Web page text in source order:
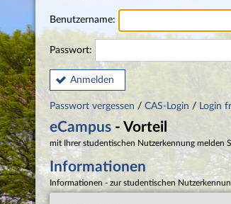
Benutzername:
Passwort:
Anmelden
Passwort vergessen / CAS-Login / Login
eCampus - Vorteil
mit Ihrer studentischen Nutzerkennung melden
Informationen
Informationen - zur studentischen